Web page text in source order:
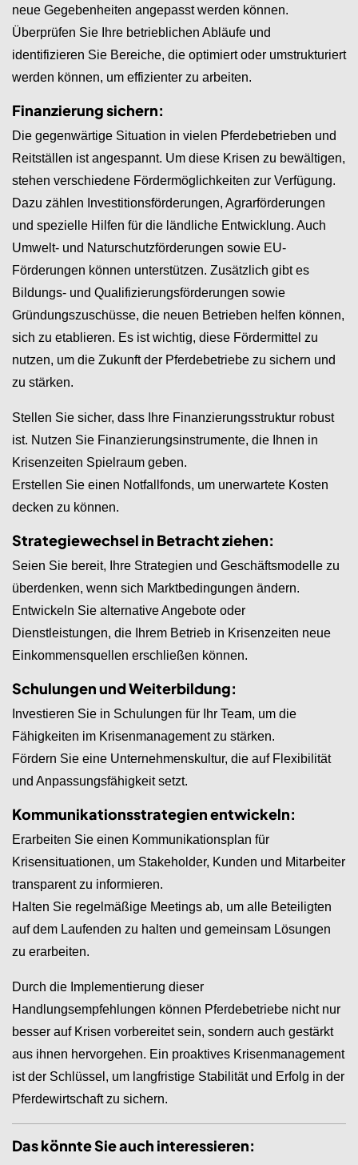
neue Gegebenheiten angepasst werden können.
Überprüfen Sie Ihre betrieblichen Abläufe und
identifizieren Sie Bereiche, die optimiert oder umstrukturiert
werden können, um effizienter zu arbeiten.
Finanzierung sichern:
Die gegenwärtige Situation in vielen Pferdebetrieben und
Reitställen ist angespannt. Um diese Krisen zu bewältigen,
stehen verschiedene Fördermöglichkeiten zur Verfügung.
Dazu zählen Investitionsförderungen, Agrarförderungen
und spezielle Hilfen für die ländliche Entwicklung. Auch
Umwelt- und Naturschutzförderungen sowie EU-
Förderungen können unterstützen. Zusätzlich gibt es
Bildungs- und Qualifizierungsförderungen sowie
Gründungszuschüsse, die neuen Betrieben helfen können,
sich zu etablieren. Es ist wichtig, diese Fördermittel zu
nutzen, um die Zukunft der Pferdebetriebe zu sichern und
zu stärken.
Stellen Sie sicher, dass Ihre Finanzierungsstruktur robust
ist. Nutzen Sie Finanzierungsinstrumente, die Ihnen in
Krisenzeiten Spielraum geben.
Erstellen Sie einen Notfallfonds, um unerwartete Kosten
decken zu können.
Strategiewechsel in Betracht ziehen:
Seien Sie bereit, Ihre Strategien und Geschäftsmodelle zu
überdenken, wenn sich Marktbedingungen ändern.
Entwickeln Sie alternative Angebote oder
Dienstleistungen, die Ihrem Betrieb in Krisenzeiten neue
Einkommensquellen erschließen können.
Schulungen und Weiterbildung:
Investieren Sie in Schulungen für Ihr Team, um die
Fähigkeiten im Krisenmanagement zu stärken.
Fördern Sie eine Unternehmenskultur, die auf Flexibilität
und Anpassungsfähigkeit setzt.
Kommunikationsstrategien entwickeln:
Erarbeiten Sie einen Kommunikationsplan für
Krisensituationen, um Stakeholder, Kunden und Mitarbeiter
transparent zu informieren.
Halten Sie regelmäßige Meetings ab, um alle Beteiligten
auf dem Laufenden zu halten und gemeinsam Lösungen
zu erarbeiten.
Durch die Implementierung dieser
Handlungsempfehlungen können Pferdebetriebe nicht nur
besser auf Krisen vorbereitet sein, sondern auch gestärkt
aus ihnen hervorgehen. Ein proaktives Krisenmanagement
ist der Schlüssel, um langfristige Stabilität und Erfolg in der
Pferdewirtschaft zu sichern.
Das könnte Sie auch interessieren: